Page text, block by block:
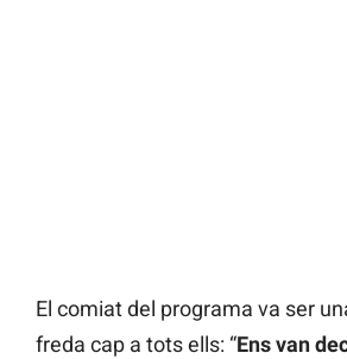
El comiat del programa va ser
freda cap a tots ells: “Ens van